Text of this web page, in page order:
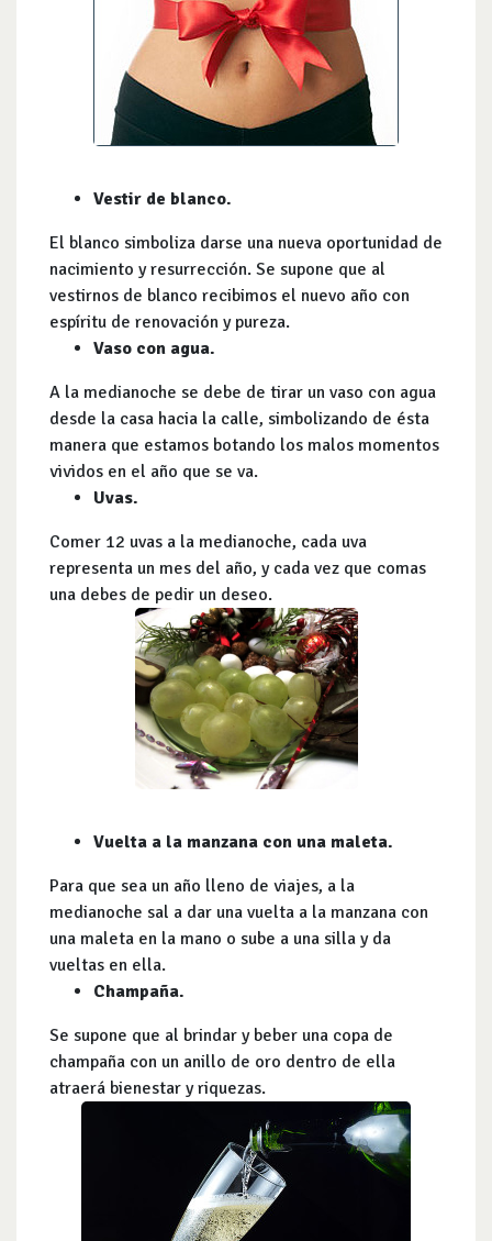
Vestir de blanco.
El blanco simboliza darse una nueva oportunidad de
nacimiento y resurrección. Se supone que al
vestirnos de blanco recibimos el nuevo año con
espíritu de renovación y pureza.
Vaso con agua.
A la medianoche se debe de tirar un vaso con agua
desde la casa hacia la calle, simbolizando de ésta
manera que estamos botando los malos momentos
vividos en el año que se va.
Uvas.
Comer 12 uvas a la medianoche, cada uva
representa un mes del año, y cada vez que comas
una debes de pedir un deseo.
Vuelta a la manzana con una maleta.
Para que sea un año lleno de viajes, a la
medianoche sal a dar una vuelta a la manzana con
una maleta en la mano o sube a una silla y da
vueltas en ella.
Champaña.
Se supone que al brindar y beber una copa de
champaña con un anillo de oro dentro de ella
atraerá bienestar y riquezas.